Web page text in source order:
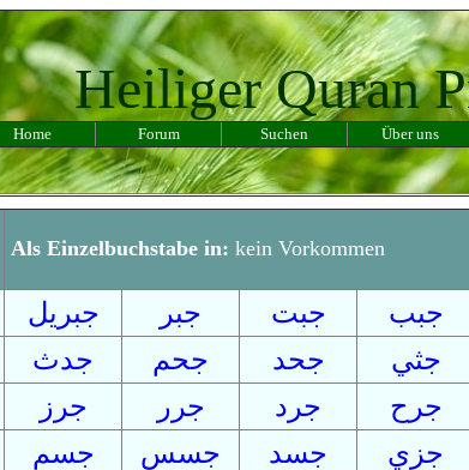
Heiliger Quran
Home Forum Suchen Über uns
Als Einzelbuchstabe in: kein Vorkommen
جبريل جبر جبت جبب
جدث جحم جحد جثي
جرز جرر جرد جرح
جسم جسس جسد جزي